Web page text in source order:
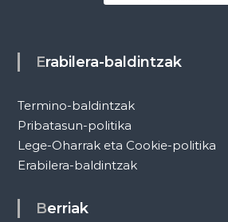
Erabilera-baldintzak
Termino-baldintzak
Pribatasun-politika
Lege-Oharrak eta Cookie-politika
Erabilera-baldintzak
Berriak